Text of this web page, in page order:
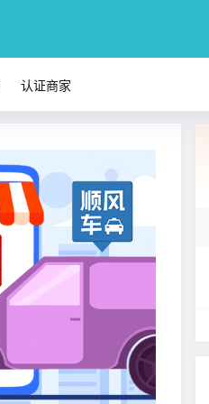
认证商家